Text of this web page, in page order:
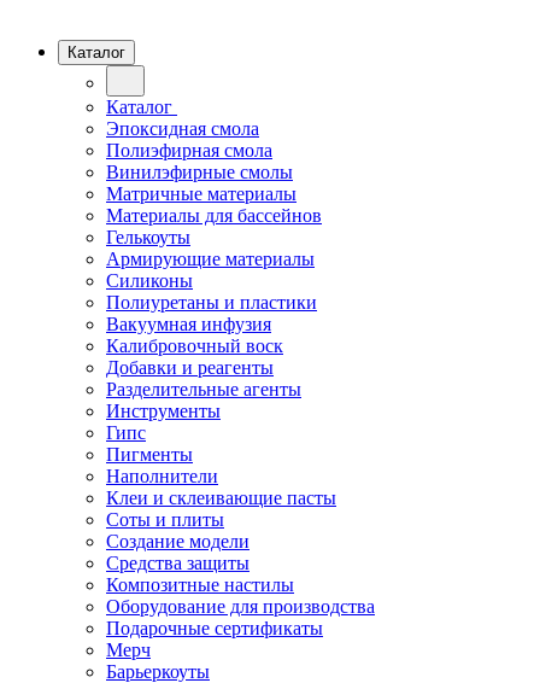
Каталог
Каталог
Эпоксидная смола
Полиэфирная смола
Винилэфирные смолы
Матричные материалы
Материалы для бассейнов
Гелькоуты
Армирующие материалы
Силиконы
Полиуретаны и пластики
Вакуумная инфузия
Калибровочный воск
Добавки и реагенты
Разделительные агенты
Инструменты
Гипс
Пигменты
Наполнители
Клеи и склеивающие пасты
Соты и плиты
Создание модели
Средства защиты
Композитные настилы
Оборудование для производства
Подарочные сертификаты
Мерч
Барьеркоуты